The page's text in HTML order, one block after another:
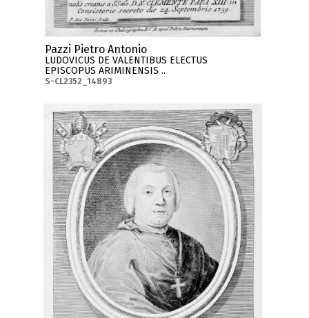
Pazzi Pietro Antonio
LUDOVICUS DE VALENTIBUS ELECTUS
EPISCOPUS ARIMINENSIS ..
S-CL2352_14893